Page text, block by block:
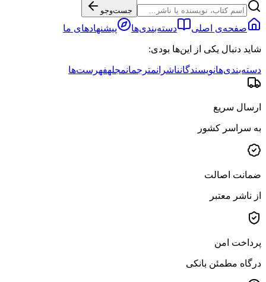
جست‌وجو
صفحه‌ی اصلی دسته‌بندی‌ها پیشنهادهای ما
شاید دنبال یکی از این‌ها بودی:
دسته‌بندی‌هانویسندگانناشرانمترجمانمجلهفهرست‌ها
ارسال سریع
به سراسر کشور
ضمانت اصالت
از ناشر معتبر
پرداخت امن
درگاه مطمئن بانکی